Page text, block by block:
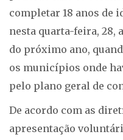
completar 18 anos de
nesta quarta-feira, 28,
do próximo ano,
os municípios onde
pelo plano geral de
De acordo com as
apresentação